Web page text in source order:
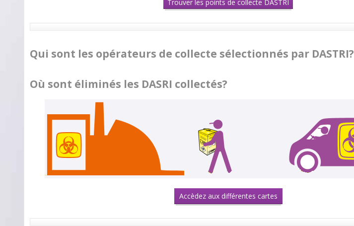
Trouver les points de collecte DASTRI
Qui sont les opérateurs de collecte sélectionnés par DASTRI?
Où sont éliminés les DASRI collectés?
Accèdez aux différentes cartes